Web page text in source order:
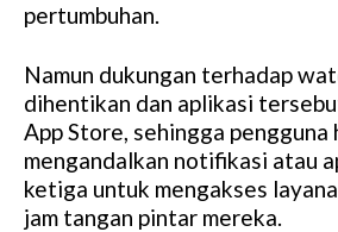
pertumbuhan.
Namun dukungan terhadap
dihentikan dan aplikasi
App Store, sehingga pengguna
mengandalkan notifikasi atau
ketiga untuk mengakses
jam tangan pintar mereka.